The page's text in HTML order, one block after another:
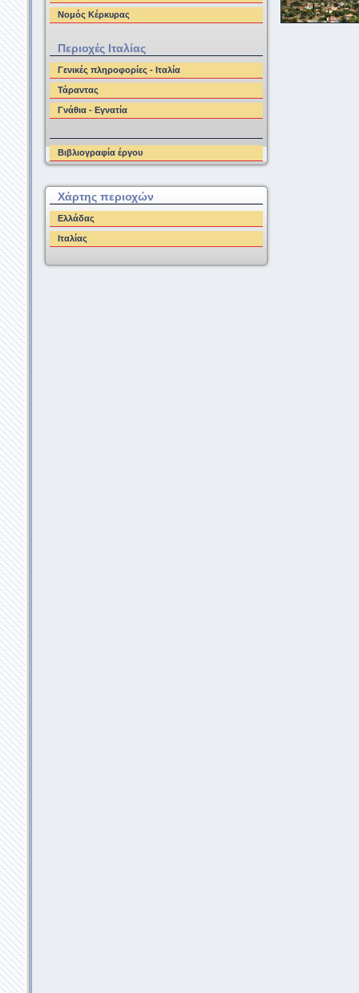
Νομός Κέρκυρας
Περιοχές Ιταλίας
Γενικές πληροφορίες - Ιταλία
Τάραντας
Γνάθια - Εγνατία
Βιβλιογραφία έργου
Χάρτης περιοχών
Ελλάδας
Ιταλίας